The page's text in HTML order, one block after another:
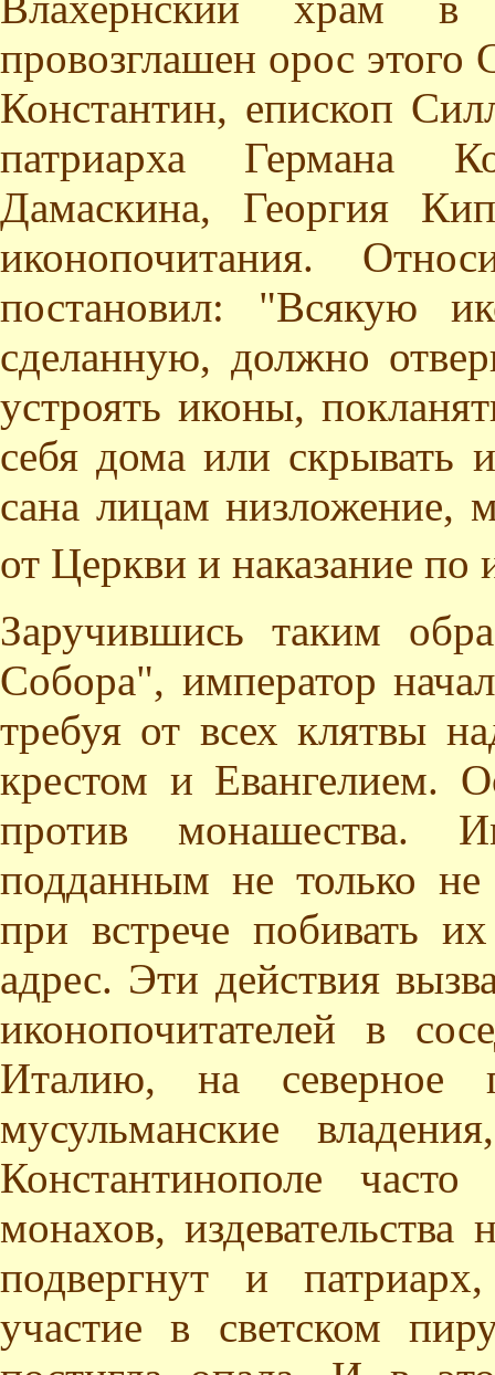
провозглашен орос
Константин, епископ
патриарха Германа
Дамаскина, Георгия
иконопочитания.
постановил: "Всякую
сделанную, должно
устроять иконы,
себя дома или скрывать
сана лицам низложение,
от Церкви и наказание по
Заручившись таким
Собора", император
требуя от всех клятвы
крестом и Евангелием.
против монашества.
подданным не только не
при встрече побивать
адрес. Эти действия
иконопочитателей в
Италию, на северное
мусульманские
Константинополе
монахов,
подвергнут и
участие в светском